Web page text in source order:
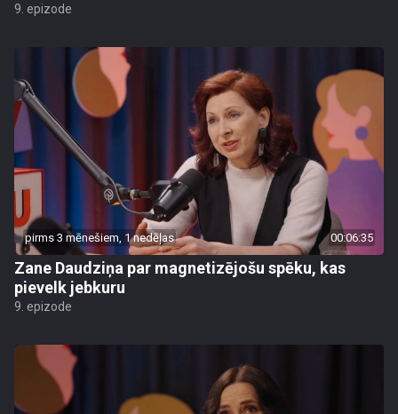
9. epizode
pirms 3 mēnešiem, 1 nedēļas 00:06:35
Zane Daudziņa par magnetizējošu spēku, kas
pievelk jebkuru
9. epizode